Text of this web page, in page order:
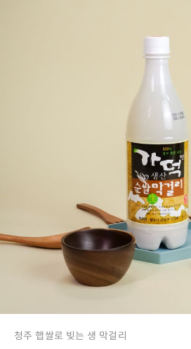
청주 햅쌀로 빚는 생 막걸리